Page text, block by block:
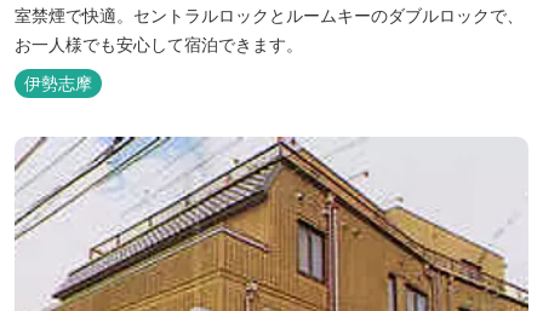
室禁煙で快適。セントラルロックとルームキーのダブルロックで、
お一人様でも安心して宿泊できます。
伊勢志摩